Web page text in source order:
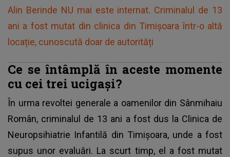
Alin Berinde NU mai este internat. Criminalul de 13
ani a fost mutat din clinica din Timișoara într-o altă
locație, cunoscută doar de autorități
Ce se întâmplă în aceste momente
cu cei trei ucigași?
În urma revoltei generale a oamenilor din Sânmihaiu
Român, criminalul de 13 ani a fost dus la Clinica de
Neuropsihiatrie Infantilă din Timișoara, unde a fost
supus unor evaluări. La scurt timp, el a fost mutat